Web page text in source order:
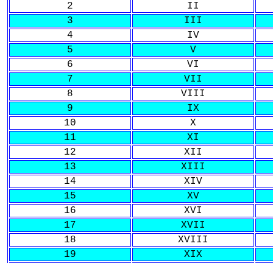
2
II
3
III
4
IV
5
V
6
VI
7
VII
8
VIII
9
IX
10
X
11
XI
12
XII
13
XIII
14
XIV
15
XV
16
XVI
17
XVII
18
XVIII
19
XIX